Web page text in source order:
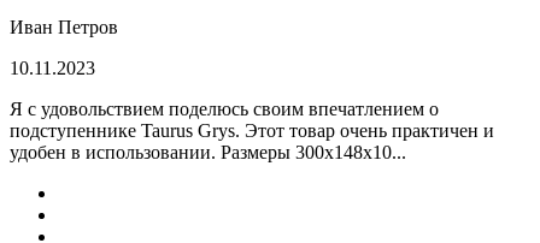
Иван Петров
10.11.2023
Я с удовольствием поделюсь своим впечатлением о
подступеннике Taurus Grys. Этот товар очень практичен и
удобен в использовании. Размеры 300х148х10...